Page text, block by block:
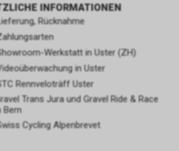
INFORMATIONEN
Rücknahme
Werkstatt in Uster (ZH)
in Uster
Rennve­loträff Uster
Trans Jura und Gravel Ride & Race
Bern
Cycling Alpenbrevet